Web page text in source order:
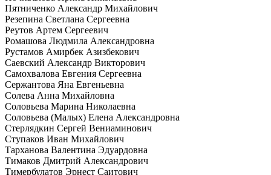
Пятниченко Александр Михайлович
Резепина Светлана Сергеевна
Реутов Артем Сергеевич
Ромашова Людмила Александровна
Рустамов Амирбек Азизбекович
Саевский Александр Викторович
Самохвалова Евгения Сергеевна
Сержантова Яна Евгеньевна
Солева Анна Михайловна
Соловьева Марина Николаевна
Соловьева (Малых) Елена Александровна
Стерлядкин Сергей Вениаминович
Ступаков Иван Михайлович
Тарханова Валентина Эдуардовна
Тимаков Дмитрий Александрович
Тимербулатов Эрнест Саитович